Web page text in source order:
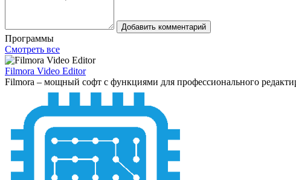
Добавить комментарий
Программы
Смотреть все
Filmora Video Editor
Filmora – мощный софт с функциями для профессионального